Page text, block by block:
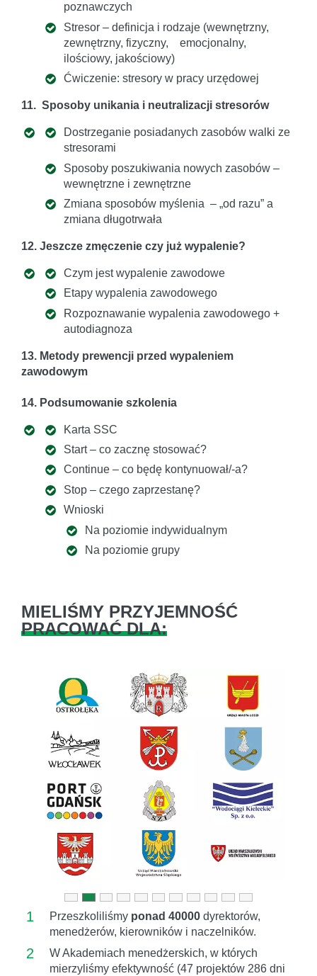
poznawczych
Stresor – definicja i rodzaje (wewnętrzny,
zewnętrzny, fizyczny, emocjonalny,
ilościowy, jakościowy)
Ćwiczenie: stresory w pracy urzędowej
11. Sposoby unikania i neutralizacji stresorów
Dostrzeganie posiadanych zasobów walki ze
stresorami
Sposoby poszukiwania nowych zasobów –
wewnętrzne i zewnętrzne
Zmiana sposobów myślenia – „od razu” a
zmiana długotrwała
12. Jeszcze zmęczenie czy już wypalenie?
Czym jest wypalenie zawodowe
Etapy wypalenia zawodowego
Rozpoznawanie wypalenia zawodowego +
autodiagnoza
13. Metody prewencji przed wypaleniem
zawodowym
14. Podsumowanie szkolenia
Karta SSC
Start – co zacznę stosować?
Continue – co będę kontynuował/-a?
Stop – czego zaprzestanę?
Wnioski
Na poziomie indywidualnym
Na poziomie grupy
MIELIŚMY PRZYJEMNOŚĆ
PRACOWAĆ DLA:
Previous
1 Przeszkoliliśmy ponad 40000 dyrektorów,
menedżerów, kierowników i naczelników.
2
W Akademiach menedżerskich, w których
mierzyliśmy efektywność (47 projektów 286 dni